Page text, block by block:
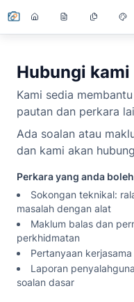
Hubungi kami
Kami sedia
pautan dan perkara
Ada soalan atau
dan kami akan
Perkara yang anda
Sokongan teknikal:
masalah dengan alat
Maklum balas dan
perkhidmatan
Pertanyaan
Laporan
soalan dasar